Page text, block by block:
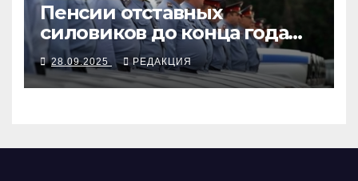
Пенсии отставных
силовиков до конца года
повысятся вместе с
окладами действующих
28.09.2025 РЕДАКЦИЯ